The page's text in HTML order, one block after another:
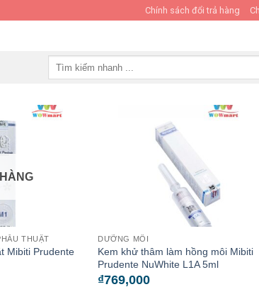
Chính sách đổi trả hàng
THUẬT
Mibiti Prudente
DƯỠNG MÔI
Kem khử thâm làm hồng môi Mibiti
Prudente NuWhite L1A 5ml
₫769,000